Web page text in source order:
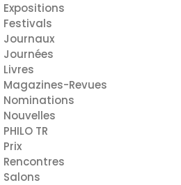
Expositions
Festivals
Journaux
Journées
Livres
Magazines-Revues
Nominations
Nouvelles
PHILO TR
Prix
Rencontres
Salons